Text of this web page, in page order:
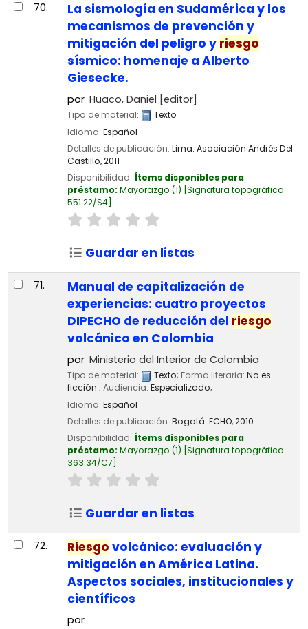
70.
La sismología en Sudamérica y los
mecanismos de prevención y
mitigación del peligro y riesgo
sísmico: homenaje a Alberto
Giesecke.
por Huaco, Daniel [editor]
Tipo de material:
Texto
Idioma: Español
Detalles de publicación: Lima: Asociación Andrés Del
Castillo,2011
Disponibilidad: Ítems disponibles para
préstamo: Mayorazgo (1) Signatura topográfica:
551.22/S4 .
Guardar en listas
71.
Manual de capitalización de
experiencias: cuatro proyectos
DIPECHO de reducción del riesgo
volcánico en Colombia
por Ministerio del Interior de Colombia
Tipo de material: Texto; Forma literaria: No es
ficción ; Audiencia: Especializado;
Idioma: Español
Detalles de publicación: Bogotá: ECHO,2010
Disponibilidad: Ítems disponibles para
préstamo: Mayorazgo (1) Signatura topográfica:
363.34/C7 .
Guardar en listas
72. Riesgo volcánico: evaluación y
mitigación en América Latina.
Aspectos sociales, institucionales y
científicos
por